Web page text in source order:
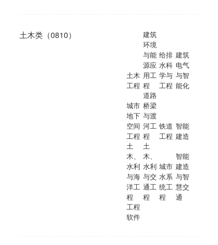
土木类（0810）
土木
工程
建筑
环境
与能
源应
用工
程
给排
水科
学与
工程
建筑
电气
与智
能化
城市
地下
空间
工程
道路
桥梁
与渡
河工
程
铁道
工程
智能
建造
土
木、
水利
与海
洋工
程
土
木、
水利
与交
通工
程
城市
水系
统工
程
智能
建造
与智
慧交
通
工程
软件